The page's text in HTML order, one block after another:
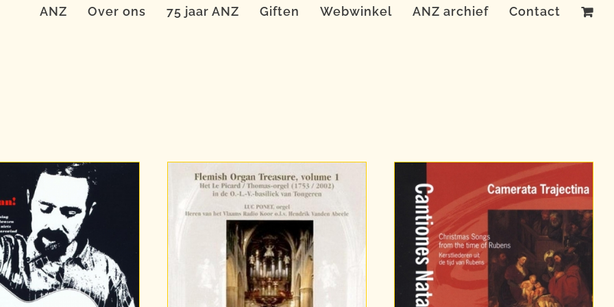
ANZ Over ons 75 jaar ANZ Giften Webwinkel ANZ archief Contact